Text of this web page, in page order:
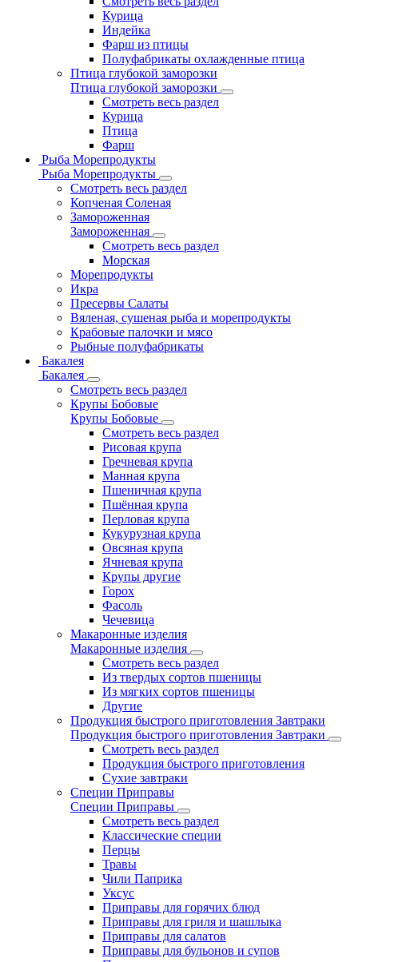
Курица
Индейка
Фарш из птицы
Полуфабрикаты охлажденные птица
Птица глубокой заморозки
Птица глубокой заморозки
Смотреть весь раздел
Курица
Птица
Фарш
Рыба Морепродукты
Рыба Морепродукты
Смотреть весь раздел
Копченая Соленая
Замороженная
Замороженная
Смотреть весь раздел
Морская
Морепродукты
Икра
Пресервы Салаты
Вяленая, сушеная рыба и морепродукты
Крабовые палочки и мясо
Рыбные полуфабрикаты
Бакалея
Бакалея
Смотреть весь раздел
Крупы Бобовые
Крупы Бобовые
Смотреть весь раздел
Рисовая крупа
Гречневая крупа
Манная крупа
Пшеничная крупа
Пшённая крупа
Перловая крупа
Кукурузная крупа
Овсяная крупа
Ячневая крупа
Крупы другие
Горох
Фасоль
Чечевица
Макаронные изделия
Макаронные изделия
Смотреть весь раздел
Из твердых сортов пшеницы
Из мягких сортов пшеницы
Другие
Продукция быстрого приготовления Завтраки
Продукция быстрого приготовления Завтраки
Смотреть весь раздел
Продукция быстрого приготовления
Сухие завтраки
Специи Приправы
Специи Приправы
Смотреть весь раздел
Классические специи
Перцы
Травы
Чили Паприка
Уксус
Приправы для горячих блюд
Приправы для гриля и шашлыка
Приправы для салатов
Приправы для бульонов и супов